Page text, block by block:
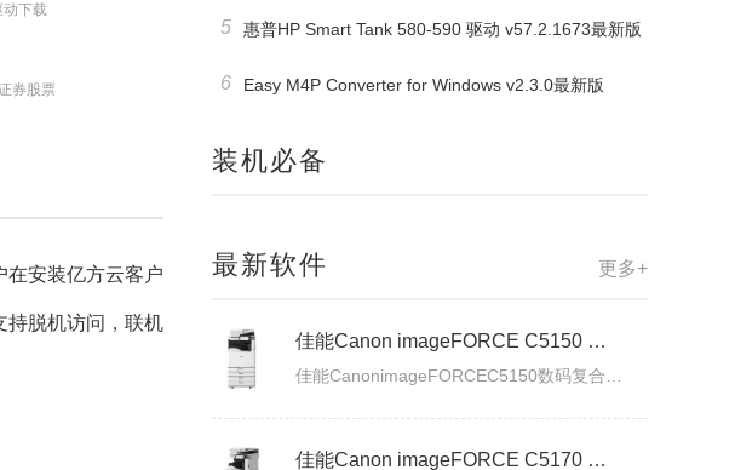
动下载
券股票
在安装亿方云客户
持脱机访问，联机
5 惠普HP Smart Tank 580-590 驱动 v57.2.1673最新版
6 Easy M4P Converter for Windows v2.3.0最新版
装机必备
更多+
最新软件
佳能Canon imageFORCE C5150 驱动
佳能Canon imageFORCE C5170 驱动